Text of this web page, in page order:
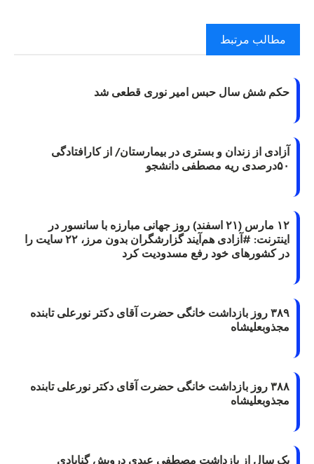
مطالب مرتبط
حکم شش سال حبس امیر نوری قطعی شد
آزادی از زندان و بستری در بیمارستان/ از کارافتادگی
۵۰درصدی ریه مصطفی دانشجو
۱۲ مارس (۲۱ اسفند) روز جهانی مبارزه با سانسور در
اینترنت: #آزادی هم‌آیند گزارشگران‌ بدون مرز، ۲۲ سایت را
در کشورهای خود رفع مسدودیت کرد
۳۸۹ روز بازداشت خانگی حضرت آقای دکتر نورعلی تابنده
مجذوبعلیشاه
۳۸۸ روز بازداشت خانگی حضرت آقای دکتر نورعلی تابنده
مجذوبعلیشاه
یک سال از بازداشت مصطفی عبدی درویش گنابادی